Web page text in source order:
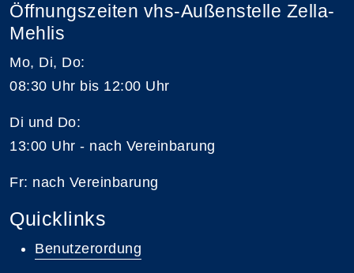
Öffnungszeiten vhs-Außenstelle Zella-
Mehlis
Mo, Di, Do:
08:30 Uhr bis 12:00 Uhr
Di und Do:
13:00 Uhr - nach Vereinbarung
Fr: nach Vereinbarung
Quicklinks
Benutzerordung